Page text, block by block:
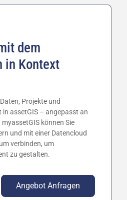
dem
in Kontext
Projekte und
assetGIS – angepasst an
können Sie
und mit einer Datencloud
verbinden, um
zu gestalten.
Angebot Anfragen